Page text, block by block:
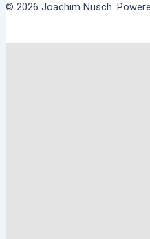
© 2026 Joachim Nusch.